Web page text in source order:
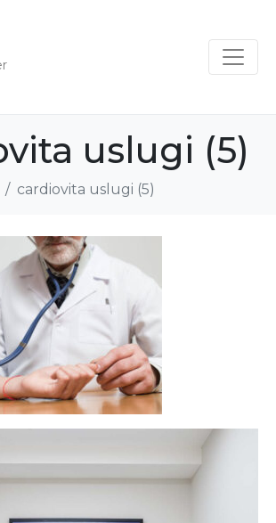
uslugi (5)
cardiovita uslugi (5)